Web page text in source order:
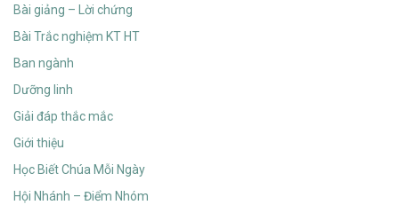
Bài giảng – Lời chứng
Bài Trắc nghiệm KT HT
Ban ngành
Dưỡng linh
Giải đáp thắc mắc
Giới thiệu
Học Biết Chúa Mỗi Ngày
Hội Nhánh – Điểm Nhóm